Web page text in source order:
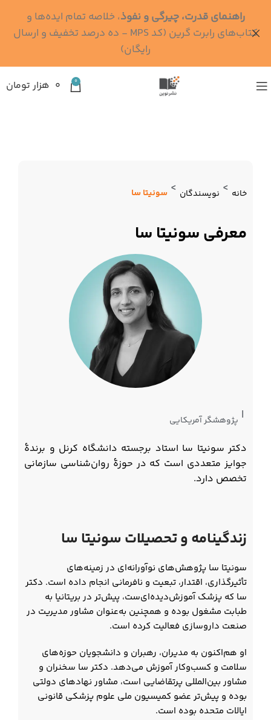
0 ۰ هزار تومان
خانه > نویسندگان > سونیتا سا
معرفی سونیتا سا
| پژوهشگر آمریکایی
دکتر سونیتا سا استاد برجسته دانشگاه کرنل و برندهٔ
جوایز متعددی است که در حوزهٔ روان‌شناسی سازمانی
تخصص دارد.
زندگینامه و تحصیلات سونیتا سا
سونیتا سا پژوهش‌های نوآورانه‌ای در زمینه‌های
تأثیرگذاری، اقتدار، تبعیت و نافرمانی انجام داده است. دکتر
سا که پزشک آموزش‌دیده‌ای‌ست، پیش‌تر در بریتانیا به
طبابت مشغول بوده و همچنین به‌عنوان مشاور مدیریت در
صنعت داروسازی فعالیت کرده است.
او هم‌اکنون به مدیران، رهبران و دانشجویان حوزه‌های
سلامت و کسب‌وکار آموزش می‌دهد. دکتر سا سخنران و
مشاور بین‌المللی پرتقاضایی است، مشاور نهادهای دولتی
بوده و پیش‌تر عضو کمیسیون ملی علوم پزشکی قانونی
ایالات متحده بوده است.
راهنمای قدرت، چیرگی و نفوذ، خلاصه تمام ایده‌ها و
کتاب‌های رابرت گرین (کد MPS - ده درصد تخفیف و ارسال
رایگان)